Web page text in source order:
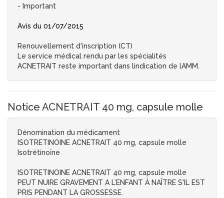
- Important
Avis du 01/07/2015
Renouvellement d'inscription (CT)
Le service médical rendu par les spécialités
ACNETRAIT reste important dans lindication de lAMM.
Notice ACNETRAIT 40 mg, capsule molle
Dénomination du médicament
ISOTRETINOINE ACNETRAIT 40 mg, capsule molle
Isotrétinoïne
ISOTRETINOINE ACNETRAIT 40 mg, capsule molle
PEUT NUIRE GRAVEMENT A L’ENFANT À NAÎTRE S'IL EST
PRIS PENDANT LA GROSSESSE.